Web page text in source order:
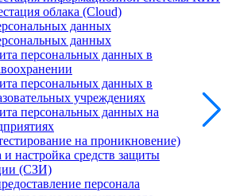
облака (Cloud)
данных
данных
персональных данных в
персональных данных в
учреждениях
персональных данных на
на проникновение)
и настройка средств защиты
(СЗИ)
персонала